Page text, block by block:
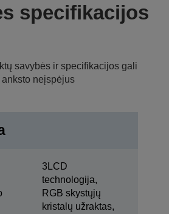
specifikacijos
savybės ir specifikacijos gali
neįspėjus
3LCD
technologija,
RGB skystųjų
kristalų užraktas,